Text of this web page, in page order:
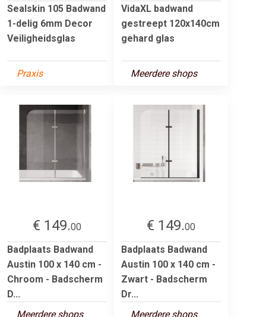
Sealskin 105 Badwand
1-delig 6mm Decor
Veiligheidsglas
Praxis
VidaXL badwand
gestreept 120x140cm
gehard glas
Meerdere shops
€ 149.00
Badplaats Badwand
Austin 100 x 140 cm -
Chroom - Badscherm
D...
Meerdere shops
€ 149.00
Badplaats Badwand
Austin 100 x 140 cm -
Zwart - Badscherm
Dr...
Meerdere shops